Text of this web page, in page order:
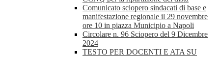
Comunicato sciopero sindacati di base e
manifestazione regionale il 29 novembre
ore 10 in piazza Municipio a Napoli
Circolare n. 96 Sciopero del 9 Dicembre
2024
TESTO PER DOCENTI E ATA SU